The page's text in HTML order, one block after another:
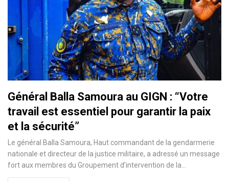
Général Balla Samoura au GIGN : “Votre
travail est essentiel pour garantir la paix
et la sécurité”
Le général Balla Samoura, Haut commandant de la gendarmerie
nationale et directeur de la justice militaire, a adressé un message
fort aux membres du Groupement d’intervention de la…